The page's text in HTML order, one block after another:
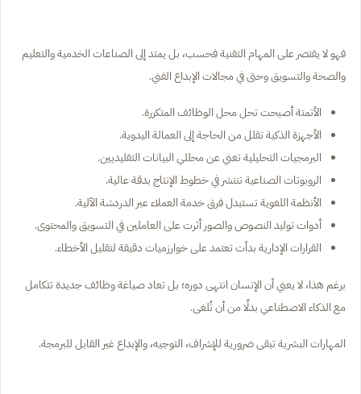
فهو لا يقتصر على المهام التقنية فحسب، بل يمتد إلى الصناعات الخدمية والتعليم
والصحة والتسويق وحتى في مجالات الإبداع الفني.
الأتمتة أصبحت تحل محل الوظائف المتكررة.
الأجهزة الذكية تقلل من الحاجة إلى العمالة اليدوية.
البرمجيات التحليلية تغني عن محللي البيانات التقليديين.
الروبوتات الصناعية تنتشر في خطوط الإنتاج بدقة عالية.
الأنظمة اللغوية تستبدل فرق خدمة العملاء عبر الدردشة الآلية.
أدوات توليد النصوص والصور أثرت على العاملين في التسويق والمحتوى.
القرارات الإدارية بدأت تعتمد على خوارزميات دقيقة لتقليل الأخطاء.
برغم هذا، لا يعني أن الإنسان انتهى دوره؛ بل تعاد صياغة وظائف جديدة تتكامل
مع الذكاء الاصطناعي بدلًا من أن تُلغى.
المهارات البشرية تبقى ضرورية للإشراف، التوجيه، والإبداع غير القابل للبرمجة.